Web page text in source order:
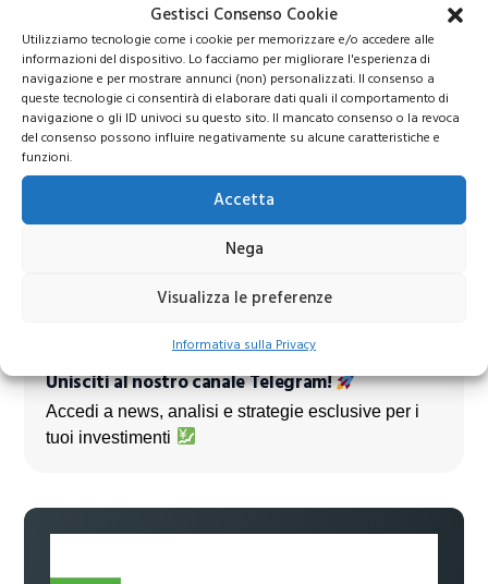
Gestisci Consenso Cookie
Utilizziamo tecnologie come i cookie per memorizzare e/o accedere alle
informazioni del dispositivo. Lo facciamo per migliorare l'esperienza di
navigazione e per mostrare annunci (non) personalizzati. Il consenso a
queste tecnologie ci consentirà di elaborare dati quali il comportamento di
navigazione o gli ID univoci su questo sito. Il mancato consenso o la revoca
del consenso possono influire negativamente su alcune caratteristiche e
funzioni.
Accetta
Nega
Visualizza le preferenze
Informativa sulla Privacy
Azioni Bance Europee
Azioni banche europee da mettere nel mirino nei
Unisciti al nostro canale Telegram!
Accedi a news, analisi e strategie esclusive per i
tuoi investimenti